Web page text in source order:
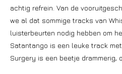
achtig refrein. Van de
we al dat sommige tracks van
luisterbeurten nodig hebben om
Satantango is een leuke track
Surgery is een beetje drammerig,